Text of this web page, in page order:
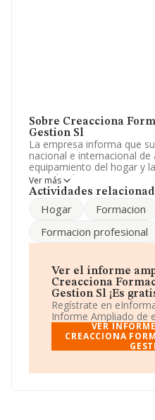
Sobre Creacciona
Gestion Sl
La empresa informa que
nacional e internacional de
equipamiento del hogar y
consultoría y
de formación y
actividad CNAE es
Es posible ponerse en
La empresaCreacciona
Gestión S.L, NIF
Isaac Albeniz núm. 2,
en Málaga, Andalucía.
En relación con el sector y
hasta 25.538 empresas, a
promedio de la
Ver más
Actividades
Hogar Formacion
Formacion profesional
Ver el informe
Creacciona
Gestion Sl ¡Es
Regístrate en
Informe Ampliado de
VER
CREACCIONA